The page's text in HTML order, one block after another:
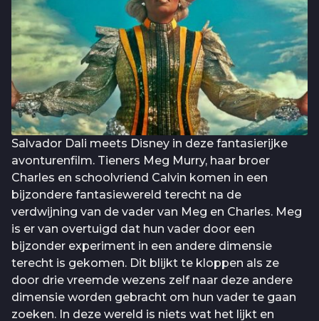
Salvador Dali meets Disney in deze fantasierijke
avonturenfilm. Tieners Meg Murry, haar broer
Charles en schoolvriend Calvin komen in een
bijzondere fantasiewereld terecht na de
verdwijning van de vader van Meg en Charles. Meg
is er van overtuigd dat hun vader door een
bijzonder experiment in een andere dimensie
terecht is gekomen. Dit blijkt te kloppen als ze
door drie vreemde wezens zelf naar deze andere
dimensie worden gebracht om hun vader te gaan
zoeken. In deze wereld is niets wat het lijkt en